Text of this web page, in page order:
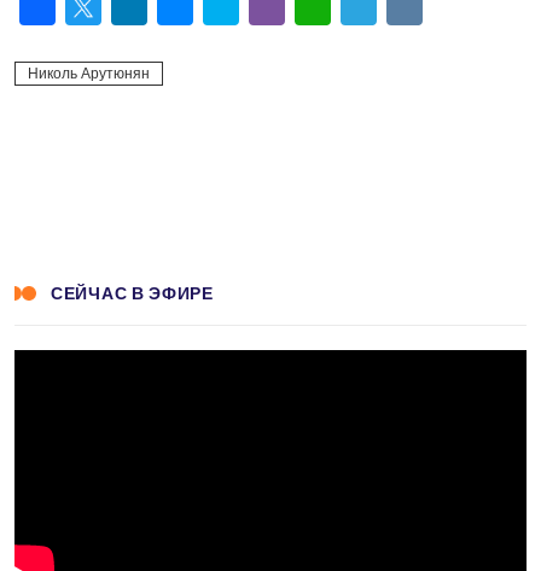
Николь Арутюнян
СЕЙЧАС В ЭФИРЕ